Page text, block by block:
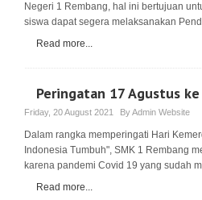
Negeri 1 Rembang, hal ini bertujuan
siswa dapat segera melaksanakan
Read more...
Peringatan 17 Agustus
Friday, 20 August 2021 ByAdmin Website
Dalam rangka memperingati Hari
Indonesia Tumbuh", SMK 1 Rembang
karena pandemi Covid 19 yang sudah
Read more...